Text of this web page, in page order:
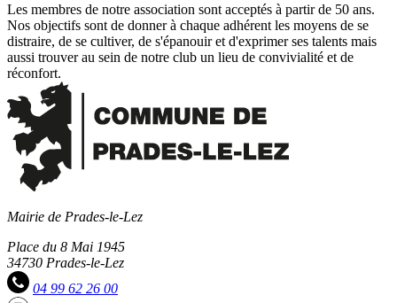
Les membres de notre association sont acceptés à partir de 50 ans.
Nos objectifs sont de donner à chaque adhérent les moyens de se
distraire, de se cultiver, de s'épanouir et d'exprimer ses talents mais
aussi trouver au sein de notre club un lieu de convivialité et de
réconfort.
Mairie de Prades-le-Lez
Place du 8 Mai 1945
34730 Prades-le-Lez
04 99 62 26 00